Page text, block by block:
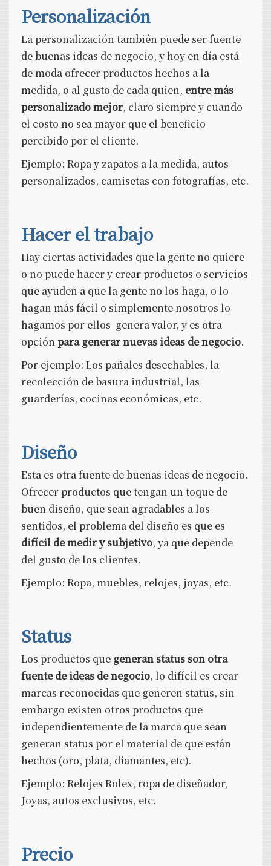
Personalización
La personalización también puede ser fuente
de buenas ideas de negocio, y hoy en día está
de moda ofrecer productos hechos a la
medida, o al gusto de cada quien, entre más
personalizado mejor, claro siempre y cuando
el costo no sea mayor que el beneficio
percibido por el cliente.
Ejemplo: Ropa y zapatos a la medida, autos
personalizados, camisetas con fotografías, etc.
Hacer el trabajo
Hay ciertas actividades que la gente no quiere
o no puede hacer y crear productos o servicios
que ayuden a que la gente no los haga, o lo
hagan más fácil o simplemente nosotros lo
hagamos por ellos genera valor, y es otra
opción para generar nuevas ideas de negocio.
Por ejemplo: Los pañales desechables, la
recolección de basura industrial, las
guarderías, cocinas económicas, etc.
Diseño
Esta es otra fuente de buenas ideas de negocio.
Ofrecer productos que tengan un toque de
buen diseño, que sean agradables a los
sentidos, el problema del diseño es que es
difícil de medir y subjetivo, ya que depende
del gusto de los clientes.
Ejemplo: Ropa, muebles, relojes, joyas, etc.
Status
Los productos que generan status son otra
fuente de ideas de negocio, lo difícil es crear
marcas reconocidas que generen status, sin
embargo existen otros productos que
independientemente de la marca que sean
generan status por el material de que están
hechos (oro, plata, diamantes, etc).
Ejemplo: Relojes Rolex, ropa de diseñador,
Joyas, autos exclusivos, etc.
Precio